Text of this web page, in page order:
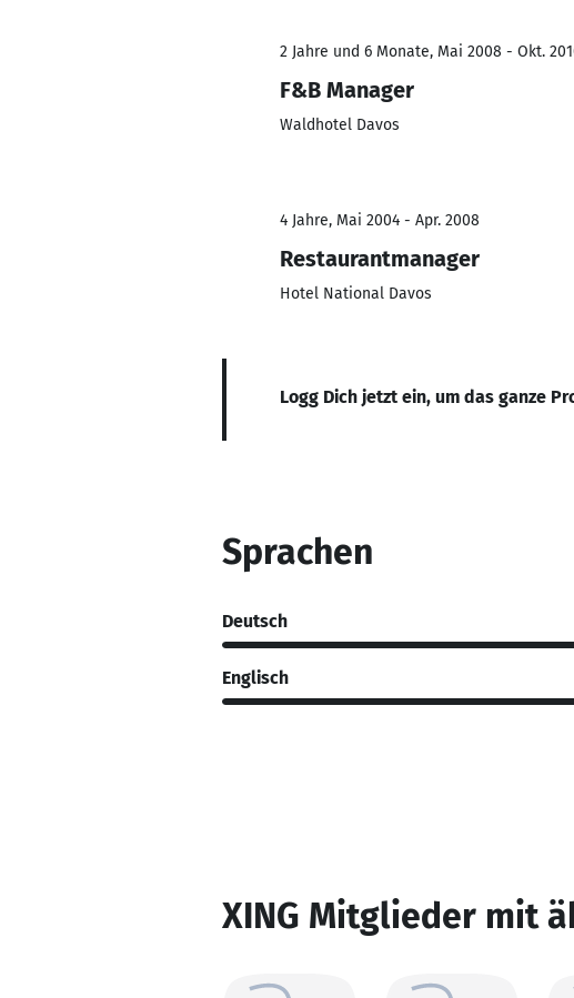
2 Jahre und 6 Monate, Mai 2008 - Okt.
F&B Manager
Waldhotel Davos
4 Jahre, Mai 2004 - Apr. 2008
Restaurantmanager
Hotel National Davos
Logg Dich jetzt ein, um das ganze
Sprachen
Deutsch
Englisch
XING Mitglieder mit